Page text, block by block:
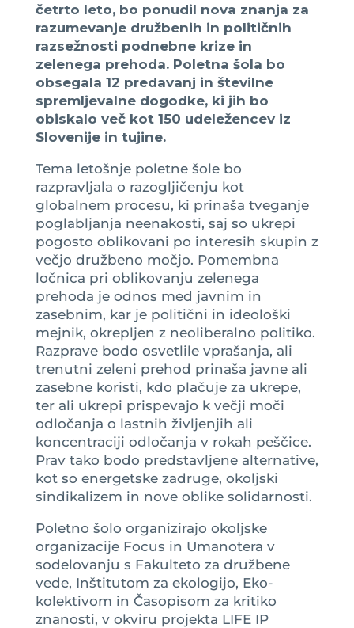
četrto leto, bo ponudil nova znanja za
razumevanje družbenih in političnih
razsežnosti podnebne krize in
zelenega prehoda. Poletna šola bo
obsegala 12 predavanj in številne
spremljevalne dogodke, ki jih bo
obiskalo več kot 150 udeležencev iz
Slovenije in tujine.
Tema letošnje poletne šole bo
razpravljala o razogljičenju kot
globalnem procesu, ki prinaša tveganje
poglabljanja neenakosti, saj so ukrepi
pogosto oblikovani po interesih skupin z
večjo družbeno močjo. Pomembna
ločnica pri oblikovanju zelenega
prehoda je odnos med javnim in
zasebnim, kar je politični in ideološki
mejnik, okrepljen z neoliberalno politiko.
Razprave bodo osvetlile vprašanja, ali
trenutni zeleni prehod prinaša javne ali
zasebne koristi, kdo plačuje za ukrepe,
ter ali ukrepi prispevajo k večji moči
odločanja o lastnih življenjih ali
koncentraciji odločanja v rokah peščice.
Prav tako bodo predstavljene alternative,
kot so energetske zadruge, okoljski
sindikalizem in nove oblike solidarnosti.
Poletno šolo organizirajo okoljske
organizacije Focus in Umanotera v
sodelovanju s Fakulteto za družbene
vede, Inštitutom za ekologijo, Eko-
kolektivom in Časopisom za kritiko
znanosti, v okviru projekta LIFE IP